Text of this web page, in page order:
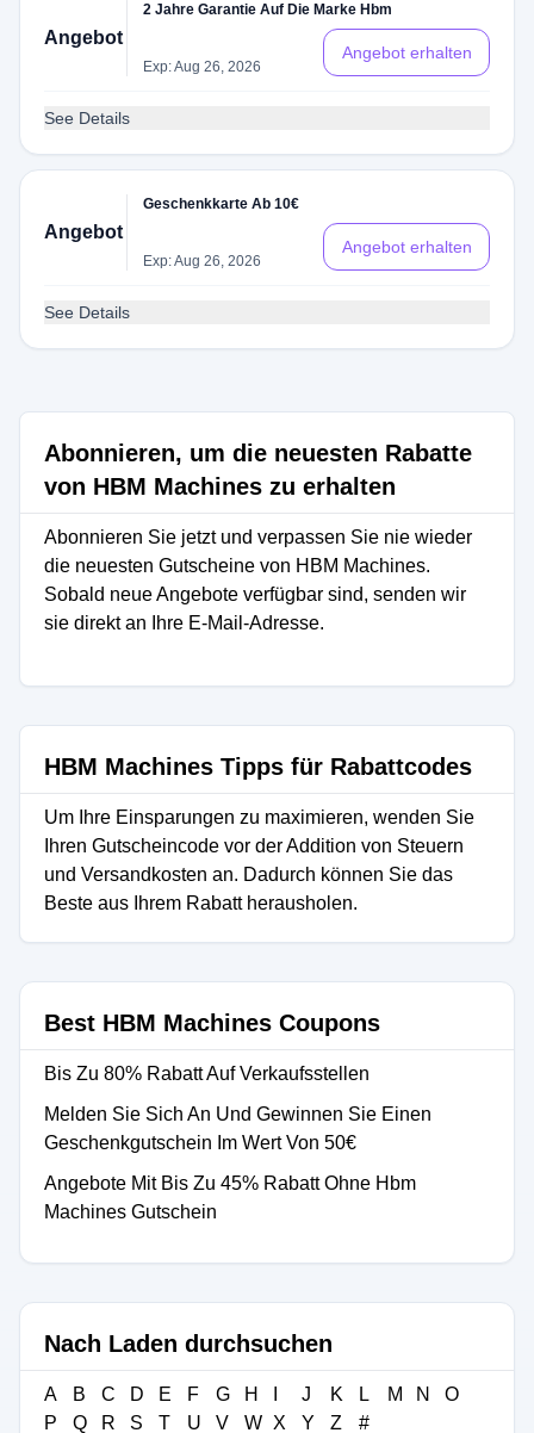
Angebot
2 Jahre Garantie Auf Die Marke Hbm
Exp: Aug 26, 2026
Angebot erhalten
See Details
Angebot
Geschenkkarte Ab 10€
Exp: Aug 26, 2026
Angebot erhalten
See Details
Abonnieren, um die neuesten Rabatte
von HBM Machines zu erhalten
Abonnieren Sie jetzt und verpassen Sie nie wieder
die neuesten Gutscheine von HBM Machines.
Sobald neue Angebote verfügbar sind, senden wir
sie direkt an Ihre E-Mail-Adresse.
HBM Machines Tipps für Rabattcodes
Um Ihre Einsparungen zu maximieren, wenden Sie
Ihren Gutscheincode vor der Addition von Steuern
und Versandkosten an. Dadurch können Sie das
Beste aus Ihrem Rabatt herausholen.
Best HBM Machines Coupons
Bis Zu 80% Rabatt Auf Verkaufsstellen
Melden Sie Sich An Und Gewinnen Sie Einen
Geschenkgutschein Im Wert Von 50€
Angebote Mit Bis Zu 45% Rabatt Ohne Hbm
Machines Gutschein
Nach Laden durchsuchen
A B C D E F G H J K L M N
O
P
Q R S T U V W X Y Z #